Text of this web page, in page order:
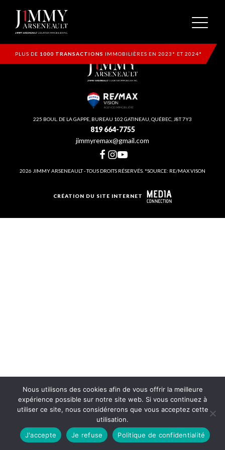
PLUS DE 1000 TRANSACTIONS IMMOBILIÈRES EN 2023* ET 2024*
225 BOUL. DE LA GAPPE, BUREAU 102 GATINEAU, QUÉBEC, J8T 7Y3
819 664-7755
jimmyremax@gmail.com
2026 JIMMY ARSENEAULT - TOUS DROITS RÉSERVÉS. *SOURCE: RE/MAX VISON
CRÉATION DU SITE INTERNET
Nous utilisons des cookies afin de vous offrir la meilleure
expérience possible sur notre site web. Si vous continuez à
utiliser ce site, nous considérerons que vous acceptez cette
utilisation.
J'accepte
Je refuse Politique de confidentialité